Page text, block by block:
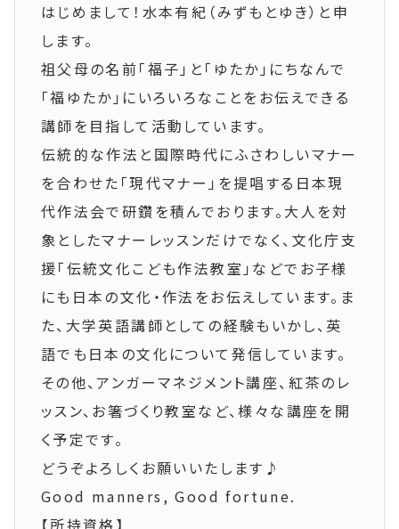
はじめまして！水本有紀（みずもとゆき）と申
します。
祖父母の名前「福子」と「ゆたか」にちなんで
「福ゆたか」にいろいろなことをお伝えできる
講師を目指して活動しています。
伝統的な作法と国際時代にふさわしいマナー
を合わせた「現代マナー」を提唱する日本現
代作法会で研鑽を積んでおります。大人を対
象としたマナーレッスンだけでなく、文化庁支
援「伝統文化こども作法教室」などでお子様
にも日本の文化・作法をお伝えしています。ま
た、大学英語講師としての経験もいかし、英
語でも日本の文化について発信しています。
その他、アンガーマネジメント講座、紅茶のレ
ッスン、お箸づくり教室など、様々な講座を開
く予定です。
どうぞよろしくお願いいたします♪
Good manners, Good fortune.
【所持資格】